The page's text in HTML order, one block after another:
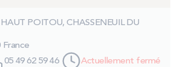
POITOU, CHASSENEUIL DU
France
05 49 62 59 46 Actuellement fermé